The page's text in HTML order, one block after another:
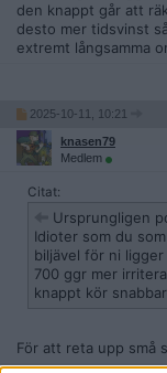
den knappt går att
desto mer tidsvinst
extremt långsamma
2025-10-11, 10:21
knasen79
Medlem
Citat:
Ursprungligen
Idioter som du
biljävel för ni
700 ggr mer
knappt kör
För att reta upp små